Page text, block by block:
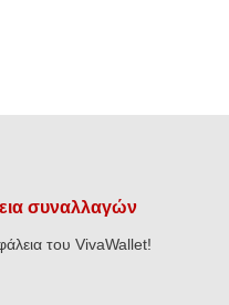
συναλλαγών
του VivaWallet!